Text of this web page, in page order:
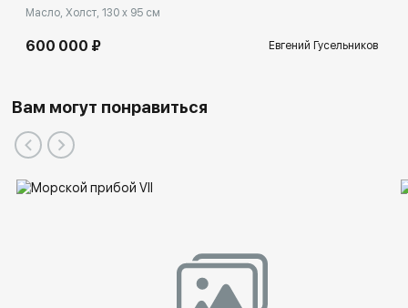
Масло, Холст, 130 x 95 см
600 000 ₽ Евгений Гусельников
Вам могут понравиться